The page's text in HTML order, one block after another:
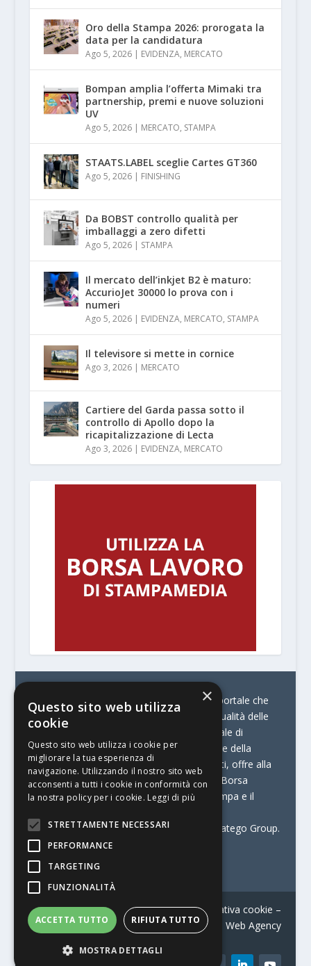
Oro della Stampa 2026: prorogata la
data per la candidatura
Ago 5, 2026| EVIDENZA, MERCATO
Bompan amplia l’offerta Mimaki tra
partnership, premi e nuove soluzioni
UV
Ago 5, 2026| MERCATO, STAMPA
STAATS.LABEL sceglie Cartes GT360
Ago 5, 2026| FINISHING
Da BOBST controllo qualità per
imballaggi a zero difetti
Ago 5, 2026| STAMPA
Il mercato dell’inkjet B2 è maturo:
AccurioJet 30000 lo prova con i
numeri
Ago 5, 2026| EVIDENZA, MERCATO, STAMPA
Il televisore si mette in cornice
Ago 3, 2026| MERCATO
Cartiere del Garda passa sotto il
controllo di Apollo dopo la
ricapitalizzazione di Lecta
Ago 3, 2026| EVIDENZA, MERCATO
© Stratego Group –
stampamedia.net è il portale che
racconta le innovazioni tecnologiche e l’attualità delle
aziende di stampa e di converting. È il portale di
riferimento per chi opera in Italia nel settore della
comunicazione stampata. Oltre ai contenuti, offre alla
propria community diversi servizi come:
la Borsa
Lavoro, la Print Connection, i Big della Stampa e il
Stampamedia.net è una delle testate di Stratego Group.
Partita IVA
Contatti–Informativa privacy–Informativa cookie –
Web Agency
×
Questo sito web utilizza
cookie
Questo sito web utilizza i cookie per
migliorare la tua esperienza di
navigazione. Utilizzando il nostro sito web
acconsenti a tutti i cookie in conformità con
la nostra policy per i cookie. Leggi di più
STRETTAMENTE NECESSARI
PERFORMANCE
TARGETING
FUNZIONALITÀ
ACCETTA TUTTO RIFIUTA TUTTO
MOSTRA DETTAGLI